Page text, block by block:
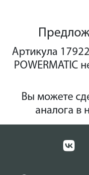
Артикула
POWERMATIC
Вы можете
аналога в